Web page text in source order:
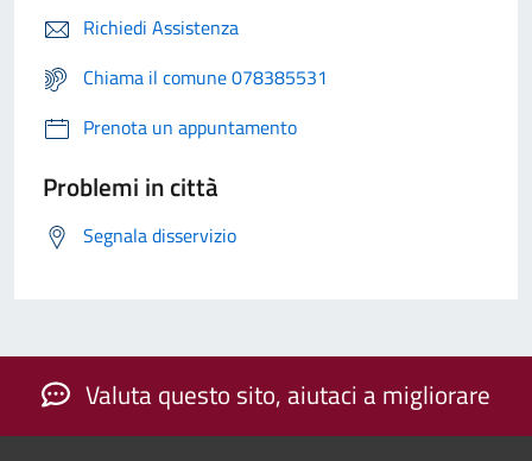
Richiedi Assistenza
Chiama il comune 078385531
Prenota un appuntamento
Problemi in città
Segnala disservizio
Valuta questo sito, aiutaci a migliorare